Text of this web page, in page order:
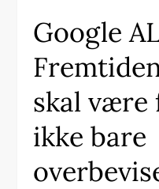
Google
skal være
ikke bare